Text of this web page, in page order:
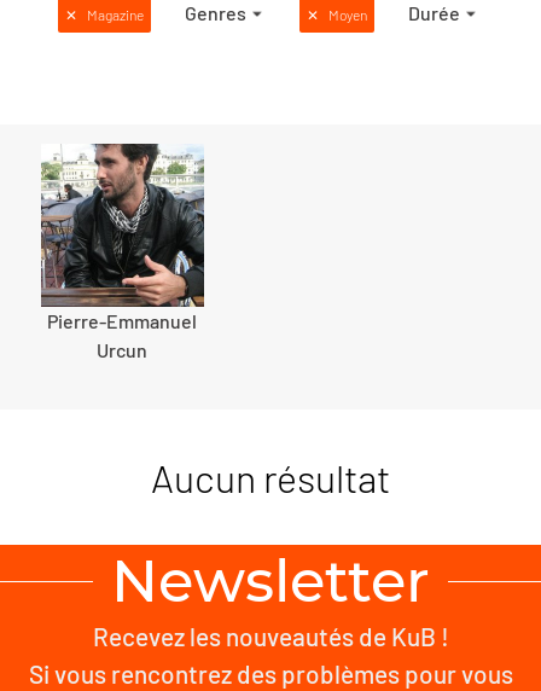
✕ Magazine Genres ✕ Moyen Durée
Pierre-Emmanuel
Urcun
Aucun résultat
Newsletter
Recevez les nouveautés de KuB !
Si vous rencontrez des problèmes pour vous